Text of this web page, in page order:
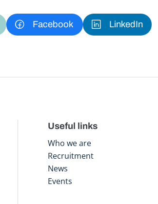
Facebook LinkedIn
Useful links
Who we are
Recruitment
News
Events